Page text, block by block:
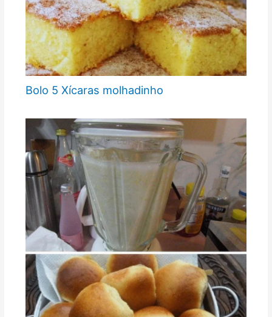
Bolo 5 Xícaras molhadinho